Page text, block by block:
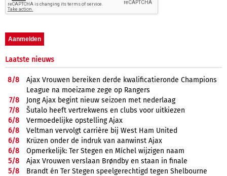
Laatste nieuws
8/8
Ajax Vrouwen bereiken derde kwalificatieronde Champions
League na moeizame zege op Rangers
7/8
Jong Ajax begint nieuw seizoen met nederlaag
7/8
Šutalo heeft vertrekwens en clubs voor uitkiezen
6/8
Vermoedelijke opstelling Ajax
6/8
Veltman vervolgt carrière bij West Ham United
6/8
Krüzen onder de indruk van aanwinst Ajax
6/8
Opmerkelijk: Ter Stegen en Míchel wijzigen naam
5/8
Ajax Vrouwen verslaan Brøndby en staan in finale
5/8
Brandt én Ter Stegen speelgerechtigd tegen Shelbourne